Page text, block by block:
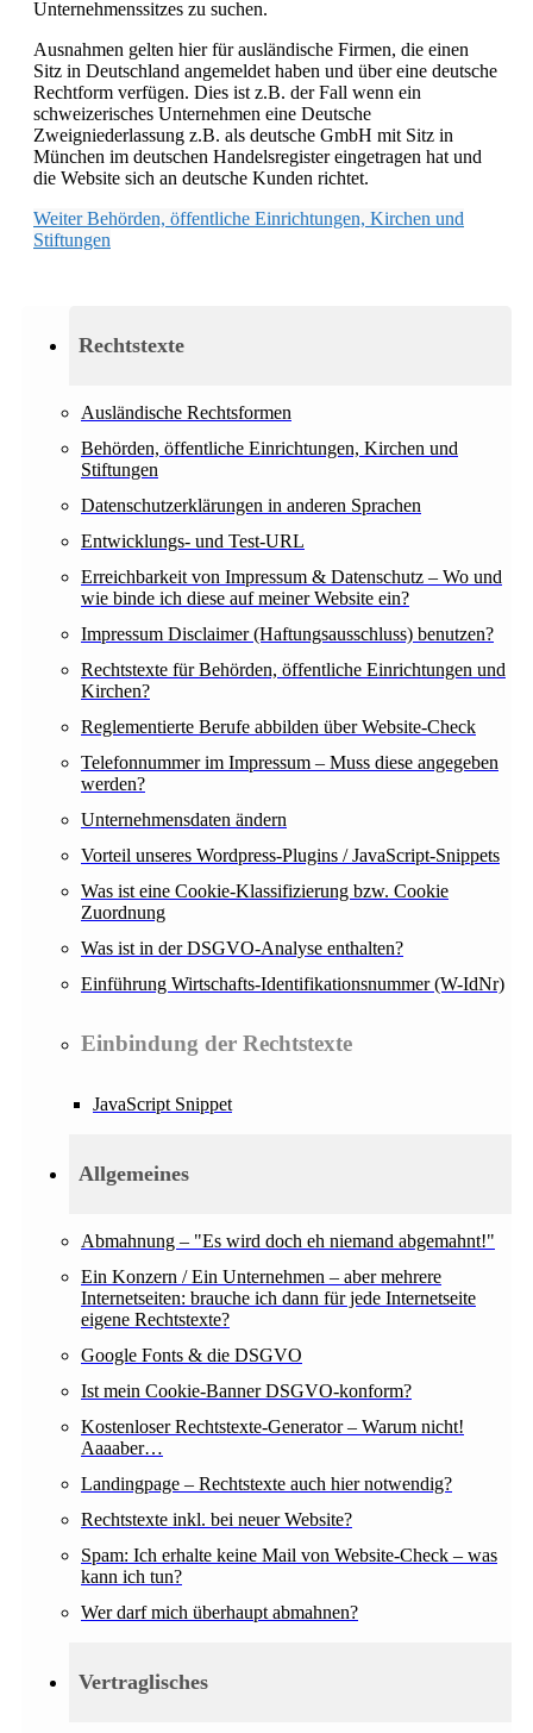
Rechtstexte
Ausländische Rechtsformen
Behörden, öffentliche Einrichtungen, Kirchen und
Stiftungen
Datenschutzerklärungen in anderen Sprachen
Entwicklungs- und Test-URL
Erreichbarkeit von Impressum & Datenschutz – Wo und
wie binde ich diese auf meiner Website ein?
Impressum Disclaimer (Haftungsausschluss) benutzen?
Rechtstexte für Behörden, öffentliche Einrichtungen und
Kirchen?
Reglementierte Berufe abbilden über Website-Check
Telefonnummer im Impressum – Muss diese angegeben
werden?
Unternehmensdaten ändern
Vorteil unseres Wordpress-Plugins / JavaScript-Snippets
Was ist eine Cookie-Klassifizierung bzw. Cookie
Zuordnung
Was ist in der DSGVO-Analyse enthalten?
Einführung Wirtschafts-Identifikationsnummer (W-IdNr)
Einbindung der Rechtstexte
JavaScript Snippet
Allgemeines
Abmahnung – "Es wird doch eh niemand abgemahnt!"
Ein Konzern / Ein Unternehmen – aber mehrere
Internetseiten: brauche ich dann für jede Internetseite
eigene Rechtstexte?
Google Fonts & die DSGVO
Ist mein Cookie-Banner DSGVO-konform?
Kostenloser Rechtstexte-Generator – Warum nicht!
Aaaaber…
Landingpage – Rechtstexte auch hier notwendig?
Rechtstexte inkl. bei neuer Website?
Spam: Ich erhalte keine Mail von Website-Check – was
kann ich tun?
Wer darf mich überhaupt abmahnen?
Vertraglisches
Unternehmenssitzes zu suchen.
Ausnahmen gelten hier für ausländische Firmen, die einen
Sitz in Deutschland angemeldet haben und über eine deutsche
Rechtform verfügen. Dies ist z.B. der Fall wenn ein
schweizerisches Unternehmen eine Deutsche
Zweigniederlassung z.B. als deutsche GmbH mit Sitz in
München im deutschen Handelsregister eingetragen hat und
die Website sich an deutsche Kunden richtet.
WeiterBehörden, öffentliche Einrichtungen, Kirchen und
Stiftungen